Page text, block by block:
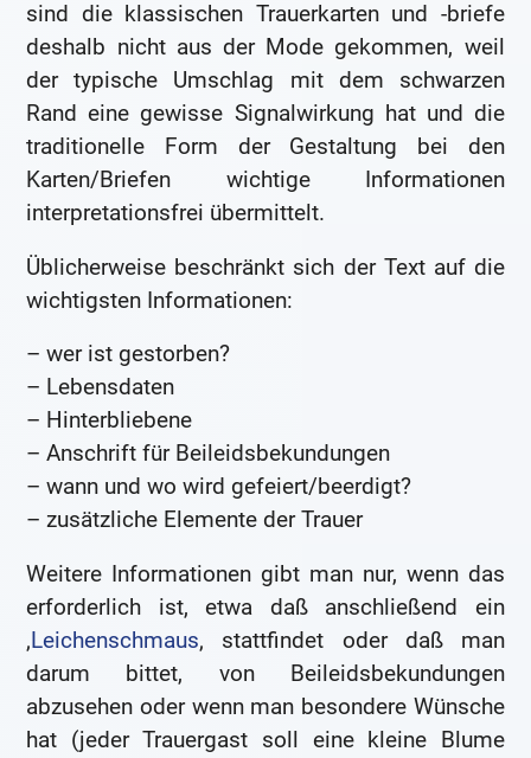
sind die klassischen Trauerkarten und -briefe
deshalb nicht aus der Mode gekommen, weil
der typische Umschlag mit dem schwarzen
Rand eine gewisse Signalwirkung hat und die
traditionelle Form der Gestaltung bei den
Karten/Briefen wichtige Informationen
interpretationsfrei übermittelt.
Üblicherweise beschränkt sich der Text auf die
wichtigsten Informationen:
– wer ist gestorben?
– Lebensdaten
– Hinterbliebene
– Anschrift für Beileidsbekundungen
– wann und wo wird gefeiert/beerdigt?
– zusätzliche Elemente der Trauer
Weitere Informationen gibt man nur, wenn das
erforderlich ist, etwa daß anschließend ein
‚Leichenschmaus‚ stattfindet oder daß man
darum bittet, von Beileidsbekundungen
abzusehen oder wenn man besondere Wünsche
hat (jeder Trauergast soll eine kleine Blume